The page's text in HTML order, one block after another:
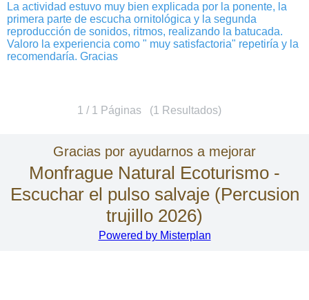
La actividad estuvo muy bien explicada por la ponente, la
primera parte de escucha ornitológica y la segunda
reproducción de sonidos, ritmos, realizando la batucada.
Valoro la experiencia como " muy satisfactoria" repetiría y la
recomendaría. Gracias
1 / 1 Páginas (1 Resultados)
Gracias por ayudarnos a mejorar
Monfrague Natural Ecoturismo -
Escuchar el pulso salvaje (Percusion
trujillo 2026)
Powered by Misterplan